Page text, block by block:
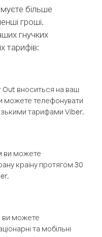
більше
гроші.
гнучких
тарифів:
вноситься на ваш
можете телефонувати
тарифами Viber.
ви можете
країну протягом 30
ви можете
та мобільні